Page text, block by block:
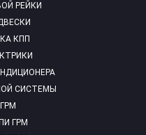
РЕЙКИ
КПП
СИСТЕМЫ
ГРМ